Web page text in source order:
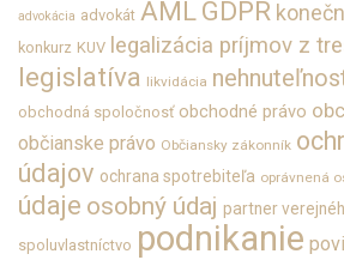
advokácia advokát AML GDPR
konkurz KUV legalizácia príjmov z
legislatíva likvidácia
obchodná spoločnosť obchodné právo
občianske právo Občiansky zákonník
údajov ochrana spotrebiteľa oprávnená
údaje osobný údaj partner
spoluvlastníctvo podnikanie